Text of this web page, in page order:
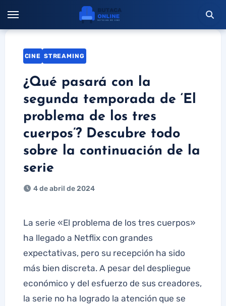
contenido
CINE STREAMING
¿Qué pasará con la
segunda temporada de ‘El
problema de los tres
cuerpos’? Descubre todo
sobre la continuación de la
serie
4 de abril de 2024
La serie «El problema de los tres cuerpos»
ha llegado a Netflix con grandes
expectativas, pero su recepción ha sido
más bien discreta. A pesar del despliegue
económico y del esfuerzo de sus creadores,
la serie no ha logrado la atención que se